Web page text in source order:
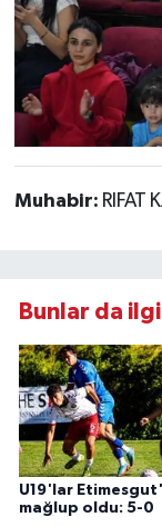
Muhabir: RIFAT
Bunlar da
U19'lar
mağlup oldu: 5-0